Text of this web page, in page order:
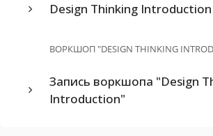
Design Thinking Introduction
ВОРКШОП "DESIGN THINKING
Запись воркшопа "Design
Introduction"